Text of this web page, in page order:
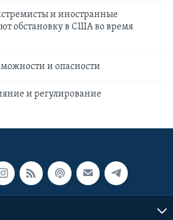
и иностранные
обстановку в США во время
и опасности
и регулирование